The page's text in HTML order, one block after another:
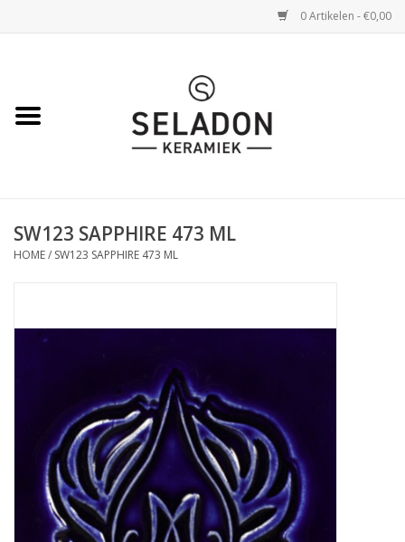
0 Artikelen - €0,00
VERZENDING
SELADON ZOMERDEALS
SW123 SAPPHIRE 473 ML
HOME/ SW123 SAPPHIRE 473 ML